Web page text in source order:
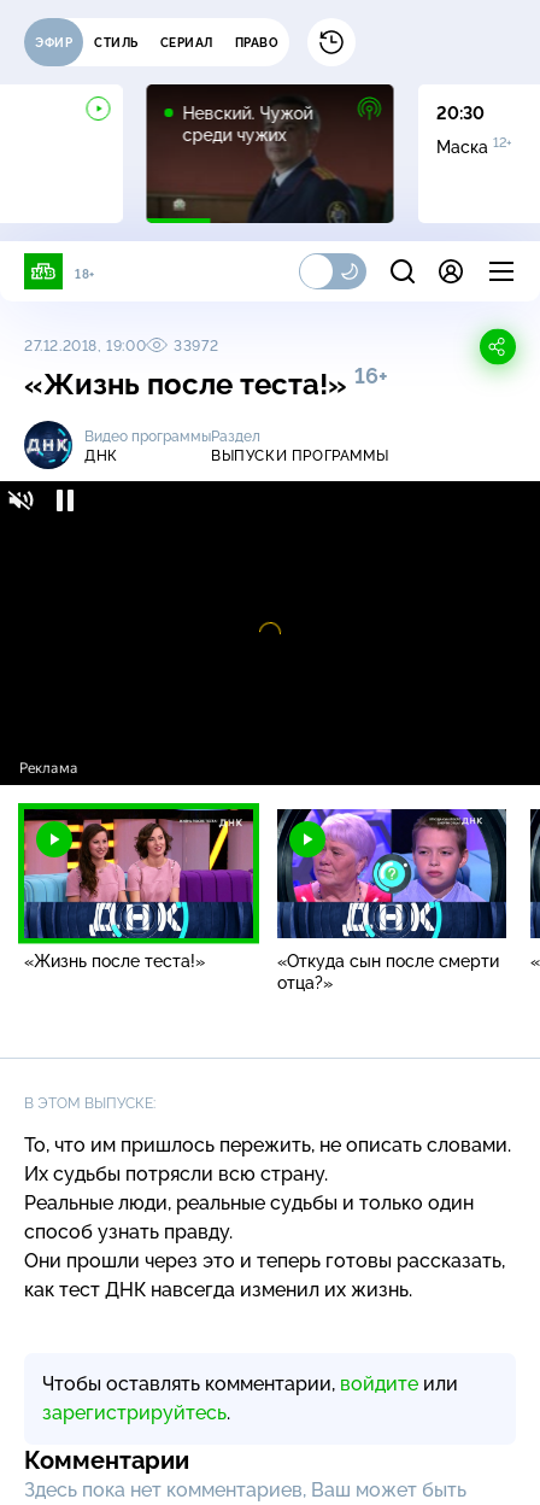
ЭФИР СТИЛЬ СЕРИАЛ ПРАВО
Невский. Чужой
среди чужих
16+
20:30
Маска 12+
18+
27.12.2018, 19:00 33972
«Жизнь после теста!» 16+
Видео программы
ДНК
Раздел
ВЫПУСКИ ПРОГРАММЫ
Видео
«Жизнь после теста!»
«Откуда сын после смерти
отца?»
В ЭТОМ ВЫПУСКЕ:
То, что им пришлось пережить, не описать словами.
Их судьбы потрясли всю страну.
Реальные люди, реальные судьбы и только один
способ узнать правду.
Они прошли через это и теперь готовы рассказать,
как тест ДНК навсегда изменил их жизнь.
Чтобы оставлять комментарии, войдите или
зарегистрируйтесь.
Комментарии
Здесь пока нет комментариев, Ваш может быть